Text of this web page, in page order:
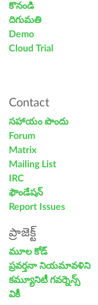
కొనండి
దిగుమతి
Demo
Cloud Trial
Contact
సహాయం పొందు
Forum
Matrix
Mailing List
IRC
ఫౌండేషన్
Report Issues
ప్రాజెక్ట్
మూల కోడ్
ప్రవర్తనా నియమావళిని
కమ్యూనిటీ గవర్నెన్స్
వికీ